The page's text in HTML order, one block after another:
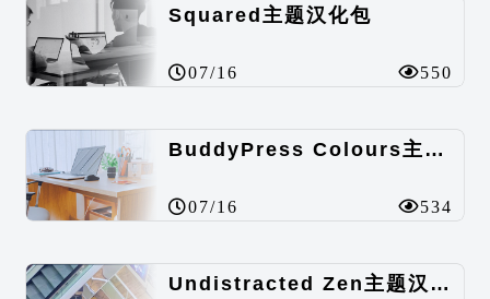
Squared主题汉化包
07/16 550
BuddyPress Colours主题汉化包
07/16 534
Undistracted Zen主题汉化包